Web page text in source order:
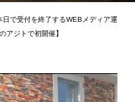
日で受付を終了するWEBメディア運
アジトで初開催】